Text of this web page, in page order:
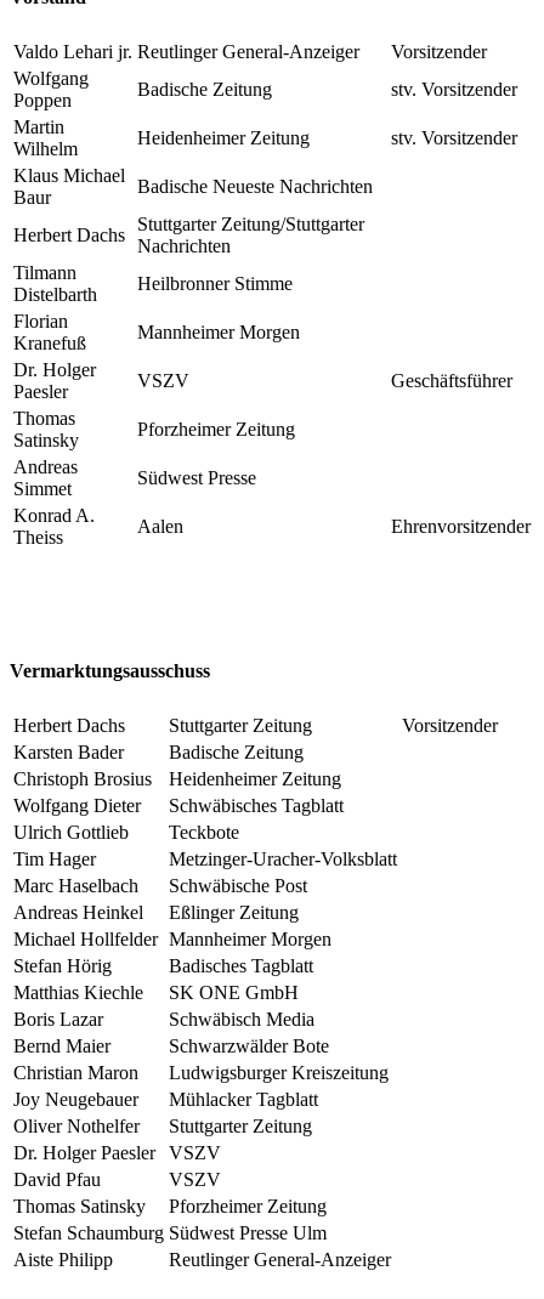
Valdo Lehari jr. Reutlinger General-Anzeiger
Vorsitzender
Wolfgang
Poppen
Badische Zeitung
stv. Vorsitzender
Martin
Wilhelm
Heidenheimer Zeitung
stv. Vorsitzender
Klaus Michael
Baur
Badische Neueste Nachrichten
Herbert Dachs
Stuttgarter Zeitung/Stuttgarter
Nachrichten
Tilmann
Distelbarth
Heilbronner Stimme
Florian
Kranefuß
Mannheimer Morgen
Dr. Holger
Paesler
VSZV
Geschäftsführer
Thomas
Satinsky
Pforzheimer Zeitung
Andreas
Simmet
Südwest Presse
Konrad A.
Theiss
Aalen Ehrenvorsitzender
Vermarktungsausschuss
Herbert Dachs Stuttgarter Zeitung
Vorsitzender
Karsten Bader
Badische Zeitung
Christoph Brosius
Heidenheimer Zeitung
Wolfgang Dieter
Schwäbisches Tagblatt
Ulrich Gottlieb
Teckbote
Tim Hager
Metzinger-Uracher-Volksblatt
Marc Haselbach
Schwäbische Post
Andreas Heinkel
Eßlinger Zeitung
Michael Hollfelder Mannheimer Morgen
Stefan Hörig
Badisches Tagblatt
Matthias Kiechle
SK ONE GmbH
Boris Lazar
Schwäbisch Media
Bernd Maier
Schwarzwälder Bote
Christian Maron
Ludwigsburger Kreiszeitung
Joy Neugebauer
Mühlacker Tagblatt
Oliver Nothelfer
Stuttgarter Zeitung
Dr. Holger Paesler
VSZV
David Pfau
VSZV
Thomas Satinsky
Pforzheimer Zeitung
Stefan Schaumburg Südwest Presse Ulm
Aiste Philipp
Reutlinger General-Anzeiger